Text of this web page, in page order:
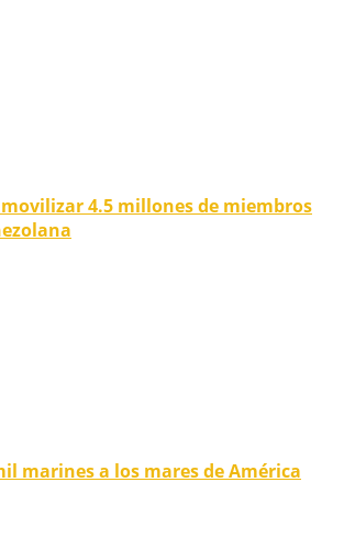
4.5 millones de miembros
marines a los mares de América